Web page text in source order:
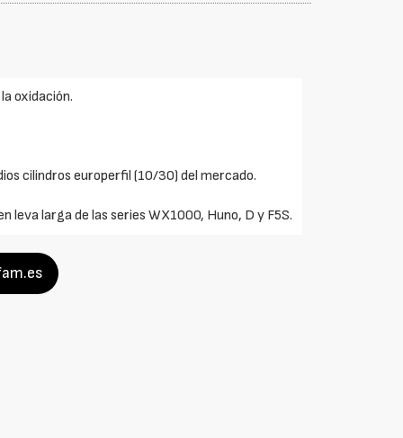
oxidación.
cilindros europerfil (10/30) del mercado.
leva larga de las series WX1000, Huno, D y F5S.